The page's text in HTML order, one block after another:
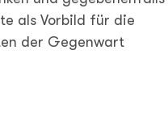
als Vorbild für die
der Gegenwart